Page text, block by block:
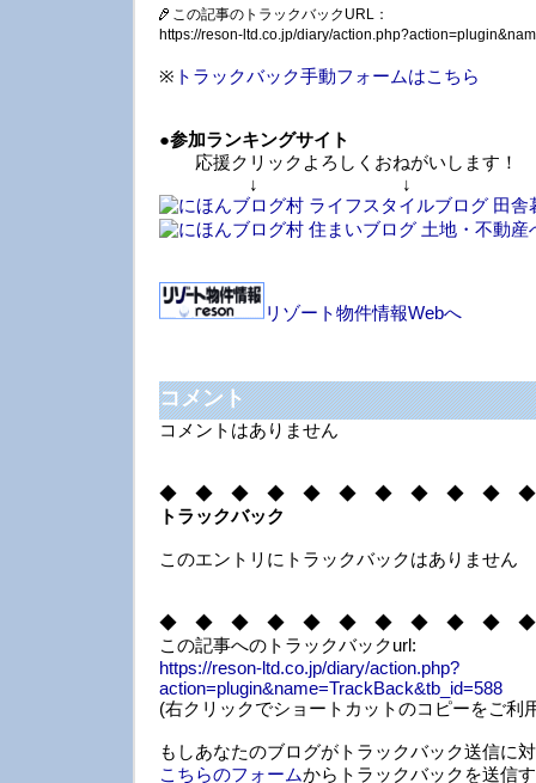
この記事のトラックバックURL：
https://reson-ltd.co.jp/diary/
※ トラックバック手動フォームはこちら
●参加ランキングサイト
応援クリックよろしくおねがいします！
↓ ↓
リゾート物件情報Webへ
コメント
コメントはありません
◆ ◆ ◆ ◆ ◆ ◆ ◆ ◆ ◆ ◆
トラックバック
このエントリにトラックバックはありません
◆ ◆ ◆ ◆ ◆ ◆ ◆ ◆ ◆ ◆
この記事へのトラックバックurl:
https://reson-ltd.co.jp/diary/action.php?
action=plugin&name=TrackBack&tb_id=588
(右クリックでショートカットのコピーをご利
もしあなたのブログがトラックバック送信に
こちらのフォームからトラックバックを送信